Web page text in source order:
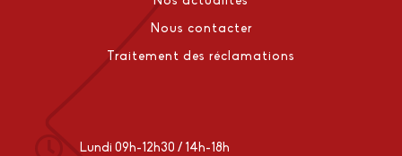
Nous contacter
Traitement des réclamations
Lundi 09h-12h30 / 14h-18h